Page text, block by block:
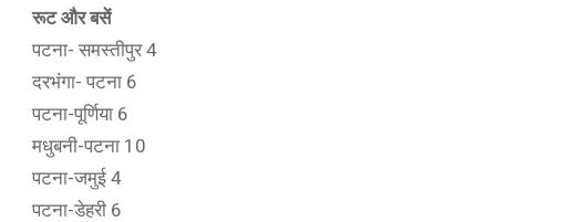
रूट और बसें
पटना- समस्तीपुर 4
दरभंगा- पटना 6
पटना-पूर्णिया 6
मधुबनी-पटना 10
पटना-जमुई 4
पटना-डेहरी 6